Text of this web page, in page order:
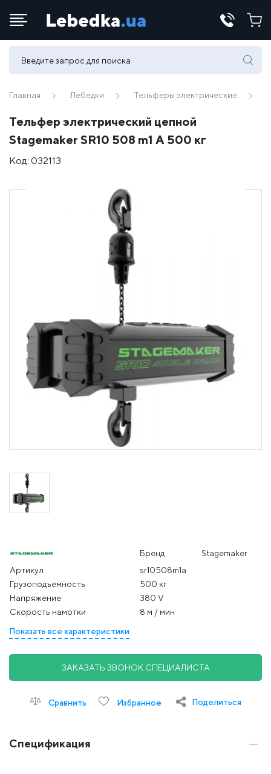
Телефоны:
(067) 430 82-15
Главная Лебедки Тельферы электрические
Тельфер электрический цепной
Stagemaker SR10 508 m1 A 500 кг
Код: 032113
Бренд
Stagemaker
Артикул
sr10508m1a
Грузоподъемность
500 кг
Напряжение
380 V
Скорость намотки
8 м / мин
Показать все характеристики
ЗАКАЗАТЬ ЗВОНОК СПЕЦИАЛИСТА
Сравнить Избранное Поделиться
Спецификация